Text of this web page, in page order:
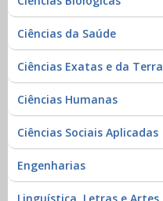
Ciências da Saúde
Ciências Exatas e da Terra
Ciências Humanas
Ciências Sociais Aplicadas
Engenharias